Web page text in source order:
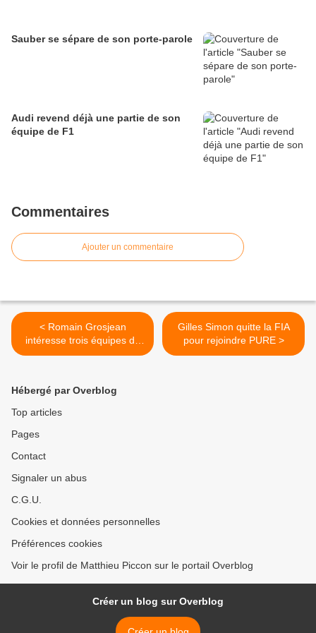
Sauber se sépare de son porte-parole
Audi revend déjà une partie de son
équipe de F1
Commentaires
Ajouter un commentaire
< Romain Grosjean
intéresse trois équipes de
F1
Gilles Simon quitte la FIA
pour rejoindre PURE >
Hébergé par Overblog
Top articles
Pages
Contact
Signaler un abus
C.G.U.
Cookies et données personnelles
Préférences cookies
Voir le profil de Matthieu Piccon sur le portail Overblog
Créer un blog sur Overblog